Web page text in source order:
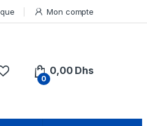
Mon compte
0
0,00 Dhs